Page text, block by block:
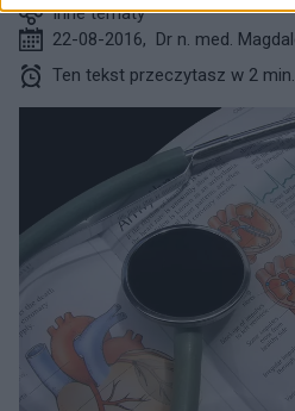
Inne tematy
22-08-2016, Dr n. med.
Ten tekst przeczytasz w 2 min.